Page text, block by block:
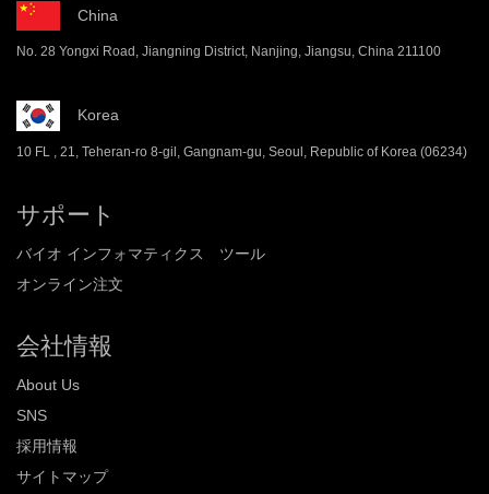
China
No. 28 Yongxi Road, Jiangning District, Nanjing, Jiangsu, China 211100
Korea
10 FL , 21, Teheran-ro 8-gil, Gangnam-gu, Seoul, Republic of Korea (06234)
サポート
バイオ インフォマティクス ツール
オンライン注文
会社情報
About Us
SNS
採用情報
サイトマップ